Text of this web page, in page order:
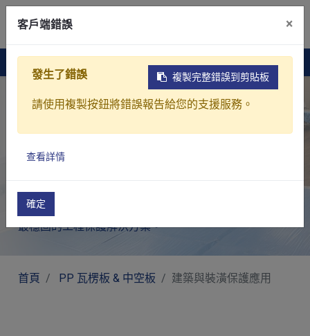
聯絡我們
構築工程的最佳防護屏障
工防護。無論是住宅裝修的地板保護、商業空間的翻新
工程，還是公共設施的牆面遮蔽，寶利萊都能為您提供
最穩固的工程保護解決方案。
首頁 PP 瓦楞板 & 中空板 建築與裝潢保護應用
客戶端錯誤 ×
複製完整錯誤到剪貼板
發生了錯誤
請使用複製按鈕將錯誤報告給您的支援服務。
查看詳情
確定